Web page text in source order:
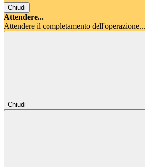
Chiudi
Attendere...
Attendere il completamento dell'operazione...
Chiudi